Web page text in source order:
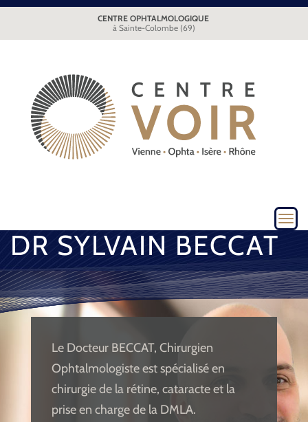
CENTRE OPHTALMOLOGIQUE
à Sainte-Colombe (69)
DR SYLVAIN BECCAT
Le Docteur BECCAT, Chirurgien
Ophtalmologiste est spécialisé en
chirurgie de la rétine, cataracte et la
prise en charge de la DMLA.